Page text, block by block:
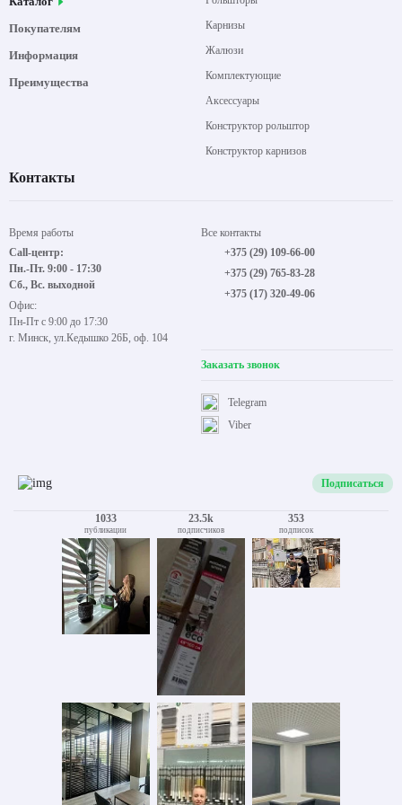
Покупателям
Информация
Преимущества
Карнизы
Жалюзи
Комплектующие
Аксессуары
Конструктор рольштор
Конструктор карнизов
Контакты
Время работы
Call-центр:
Пн.-Пт. 9:00 - 17:30
Сб., Вс. выходной
Офис:
Пн-Пт с 9:00 до 17:30
г. Минск, ул.Кедышко 26Б, оф. 104
Все контакты
+375 (29) 109-66-00
+375 (29) 765-83-28
+375 (17) 320-49-06
Заказать звонок
Viber
Telegram
Подписаться
1033
публикации
23.5k
подписчиков
353
подписок